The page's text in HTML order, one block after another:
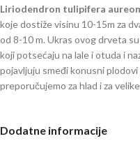
Liriodendron tulipifera
koje dostiže visinu 10-15m za
od 8-10 m. Ukras ovog drveta
koji potsećaju na lale i otuda i
pojavljuju smeđi konusni
preporučujemo za hlad i za
Dodatne informacije